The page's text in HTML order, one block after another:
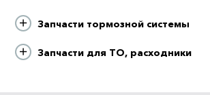
Запчасти тормозной системы
Запчасти для ТО, расходники